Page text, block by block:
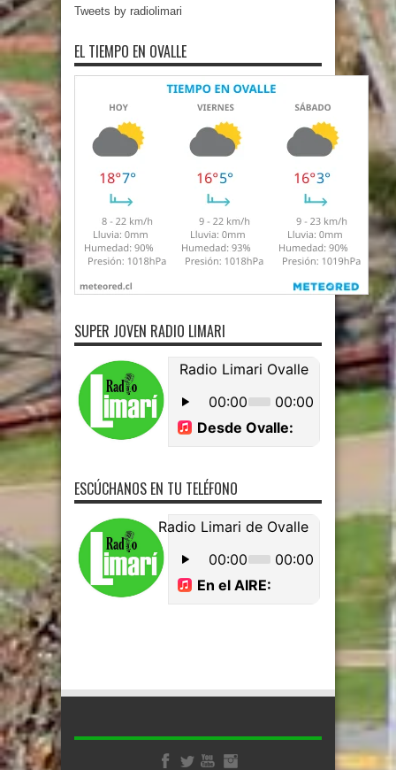
Tweets by radiolimari
EL TIEMPO EN OVALLE
SUPER JOVEN RADIO LIMARI
ESCÚCHANOS EN TU TELÉFONO